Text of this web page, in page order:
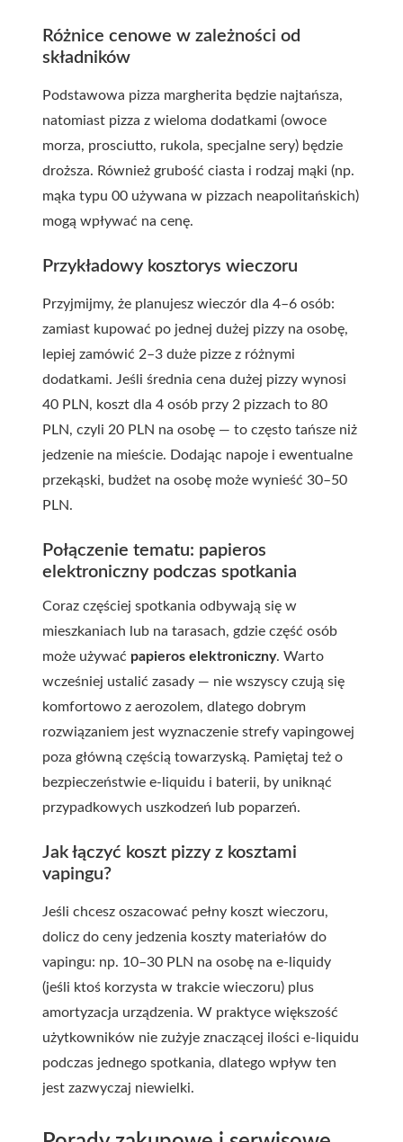
Różnice cenowe w zależności od
składników
Podstawowa pizza margherita będzie najtańsza,
natomiast pizza z wieloma dodatkami (owoce
morza, prosciutto, rukola, specjalne sery) będzie
droższa. Również grubość ciasta i rodzaj mąki (np.
mąka typu 00 używana w pizzach neapolitańskich)
mogą wpływać na cenę.
Przykładowy kosztorys wieczoru
Przyjmijmy, że planujesz wieczór dla 4–6 osób:
zamiast kupować po jednej dużej pizzy na osobę,
lepiej zamówić 2–3 duże pizze z różnymi
dodatkami. Jeśli średnia cena dużej pizzy wynosi
40 PLN, koszt dla 4 osób przy 2 pizzach to 80
PLN, czyli 20 PLN na osobę — to często tańsze niż
jedzenie na mieście. Dodając napoje i ewentualne
przekąski, budżet na osobę może wynieść 30–50
PLN.
Połączenie tematu: papieros
elektroniczny podczas spotkania
Coraz częściej spotkania odbywają się w
mieszkaniach lub na tarasach, gdzie część osób
może używać papieros elektroniczny. Warto
wcześniej ustalić zasady — nie wszyscy czują się
komfortowo z aerozolem, dlatego dobrym
rozwiązaniem jest wyznaczenie strefy vapingowej
poza główną częścią towarzyską. Pamiętaj też o
bezpieczeństwie e-liquidu i baterii, by uniknąć
przypadkowych uszkodzeń lub poparzeń.
Jak łączyć koszt pizzy z kosztami
vapingu?
Jeśli chcesz oszacować pełny koszt wieczoru,
dolicz do ceny jedzenia koszty materiałów do
vapingu: np. 10–30 PLN na osobę na e-liquidy
(jeśli ktoś korzysta w trakcie wieczoru) plus
amortyzacja urządzenia. W praktyce większość
użytkowników nie zużyje znaczącej ilości e-liquidu
podczas jednego spotkania, dlatego wpływ ten
jest zazwyczaj niewielki.